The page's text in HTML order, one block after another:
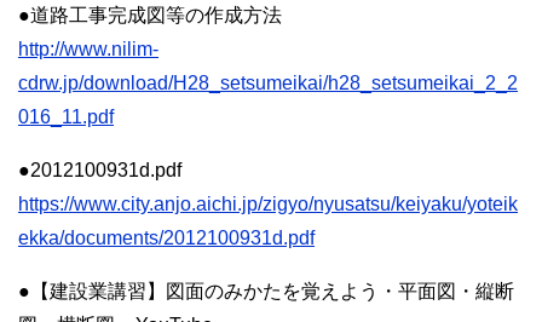
●道路⼯事完成図等の作成⽅法
http://www.nilim-
cdrw.jp/download/H28_setsumeikai/h28_setsumeikai_2_2
016_11.pdf
●2012100931d.pdf
https://www.city.anjo.aichi.jp/zigyo/nyusatsu/keiyaku/yoteik
ekka/documents/2012100931d.pdf
●【建設業講習】図面のみかたを覚えよう・平面図・縦断